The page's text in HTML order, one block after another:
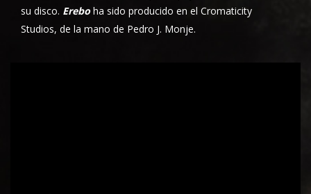
su disco. Ereboha sido producido en el Cromaticity
Studios, de la mano de Pedro J. Monje.